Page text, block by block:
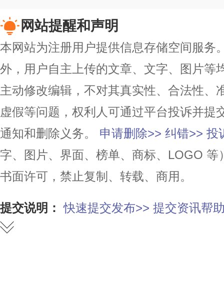
网站提醒和声明
本网站为注册用户提供信息存储空间服务
外，用户自主上传的文章、文字、图片等
主动修改编辑，不对其真实性、合法性、
虚假等问题，权利人可通过平台投诉并提
通知和删除义务。
申请删除>> 纠错>> 投
字、图片、界面、榜单、商标、LOGO
书面许可，禁止复制、转载、商用。
提交说明： 快速提交发布>> 提交资讯帮